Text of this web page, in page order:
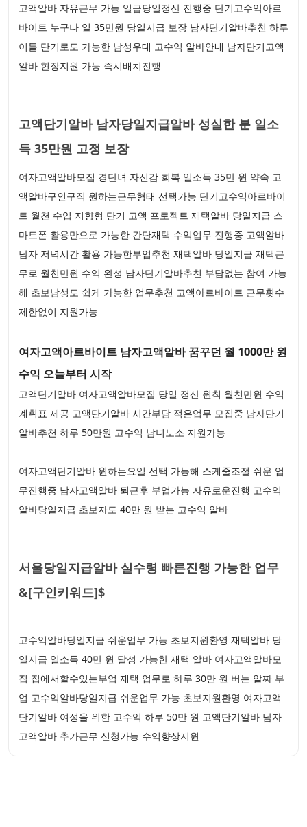
고액알바 자유근무 가능 일급당일정산 진행중 단기고수익아르
바이트 누구나 일 35만원 당일지급 보장 남자단기알바추천 하루
이틀 단기로도 가능한 남성우대 고수익 알바안내 남자단기고액
알바 현장지원 가능 즉시배치진행
고액단기알바 남자당일지급알바 성실한 분 일소
득 35만원 고정 보장
여자고액알바모집 경단녀 자신감 회복 일소득 35만 원 약속 고
액알바구인구직 원하는근무형태 선택가능 단기고수익아르바이
트 월천 수입 지향형 단기 고액 프로젝트 재택알바 당일지급 스
마트폰 활용만으로 가능한 간단재택 수익업무 진행중 고액알바
남자 저녁시간 활용 가능한부업추천 재택알바 당일지급 재택근
무로 월천만원 수익 완성 남자단기알바추천 부담없는 참여 가능
해 초보남성도 쉽게 가능한 업무추천 고액아르바이트 근무횟수
제한없이 지원가능
여자고액아르바이트 남자고액알바 꿈꾸던 월 1000만 원
수익 오늘부터 시작
고액단기알바 여자고액알바모집 당일 정산 원칙 월천만원 수익
계획표 제공 고액단기알바 시간부담 적은업무 모집중 남자단기
알바추천 하루 50만원 고수익 남녀노소 지원가능
여자고액단기알바 원하는요일 선택 가능해 스케줄조절 쉬운 업
무진행중 남자고액알바 퇴근후 부업가능 자유로운진행 고수익
알바당일지급 초보자도 40만 원 받는 고수익 알바
서울당일지급알바 실수령 빠른진행 가능한 업무
&[구인키워드]$
고수익알바당일지급 쉬운업무 가능 초보지원환영 재택알바 당
일지급 일소득 40만 원 달성 가능한 재택 알바 여자고액알바모
집 집에서할수있는부업 재택 업무로 하루 30만 원 버는 알짜 부
업 고수익알바당일지급 쉬운업무 가능 초보지원환영 여자고액
단기알바 여성을 위한 고수익 하루 50만 원 고액단기알바 남자
고액알바 추가근무 신청가능 수익향상지원